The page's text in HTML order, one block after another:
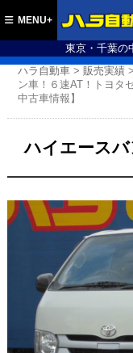
東京・千葉の
MENU+
ハラ自動車 >販売実績 >
ン車！６速AT！トヨタ
中古車情報】
ハイエース